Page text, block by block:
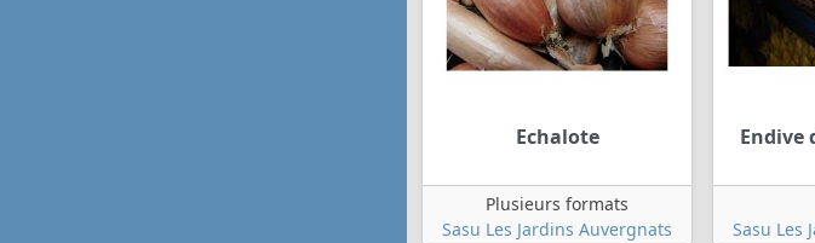
Echalote
Plusieurs formats
Sasu Les Jardins Auvergnats
Endive
Sasu Les